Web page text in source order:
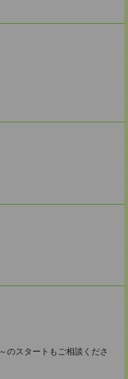
のスタートもご相談くださ